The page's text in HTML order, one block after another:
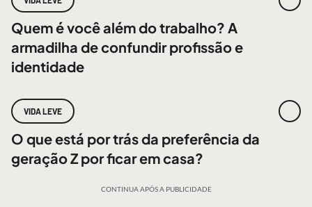
Quem é você além do trabalho? A
armadilha de confundir profissão e
identidade
VIDA LEVE
O que está por trás da preferência da
geração Z por ficar em casa?
CONTINUA APÓS A PUBLICIDADE